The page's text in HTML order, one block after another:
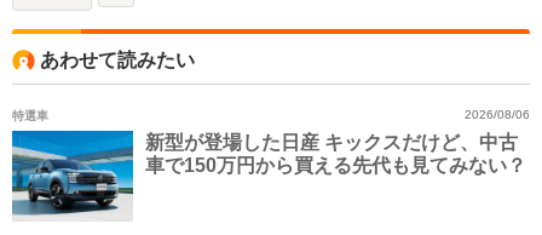
あわせて読みたい
特選車
新型が登場した日産 キックスだけど、中古
車で150万円から買える先代も見てみない？
2026/08/06